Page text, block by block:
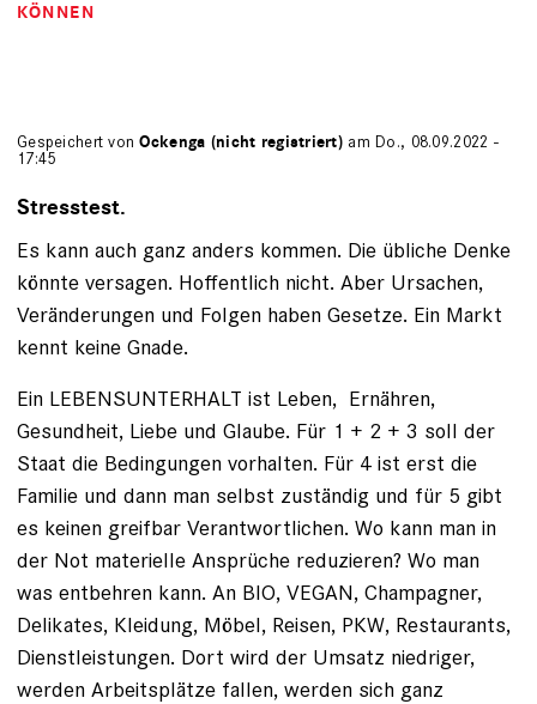
KÖNNEN
Gespeichert vonOckenga (nicht registriert) am Do., 08.09.2022 -
17:45
Stresstest.
Es kann auch ganz anders kommen. Die übliche Denke
könnte versagen. Hoffentlich nicht. Aber Ursachen,
Veränderungen und Folgen haben Gesetze. Ein Markt
kennt keine Gnade.
Ein LEBENSUNTERHALT ist Leben, Ernähren,
Gesundheit, Liebe und Glaube. Für 1 + 2 + 3 soll der
Staat die Bedingungen vorhalten. Für 4 ist erst die
Familie und dann man selbst zuständig und für 5 gibt
es keinen greifbar Verantwortlichen. Wo kann man in
der Not materielle Ansprüche reduzieren? Wo man
was entbehren kann. An BIO, VEGAN, Champagner,
Delikates, Kleidung, Möbel, Reisen, PKW, Restaurants,
Dienstleistungen. Dort wird der Umsatz niedriger,
werden Arbeitsplätze fallen, werden sich ganz